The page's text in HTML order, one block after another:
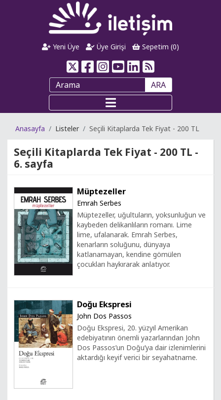
Yeni Üye Üye Girişi Sepetim (0)
ARA
Anasayfa Listeler Seçili Kitaplarda Tek Fiyat - 200 TL
Seçili Kitaplarda Tek Fiyat - 200 TL -
6. sayfa
Müptezeller
Emrah Serbes
Müptezeller, uğultuların, yoksunluğun ve
kaybeden delikanlıların romanı. Lime
lime, ufalanarak. Emrah Serbes,
kenarların soluğunu, dünyaya
katlanamayan, kendine gömülen
çocukları haykırarak anlatıyor.
Doğu Ekspresi
John Dos Passos
Doğu Ekspresi, 20. yüzyıl Amerikan
edebiyatının önemli yazarlarından John
Dos Passos’un Doğu’ya dair izlenimlerini
aktardığı keyif verici bir seyahatname.